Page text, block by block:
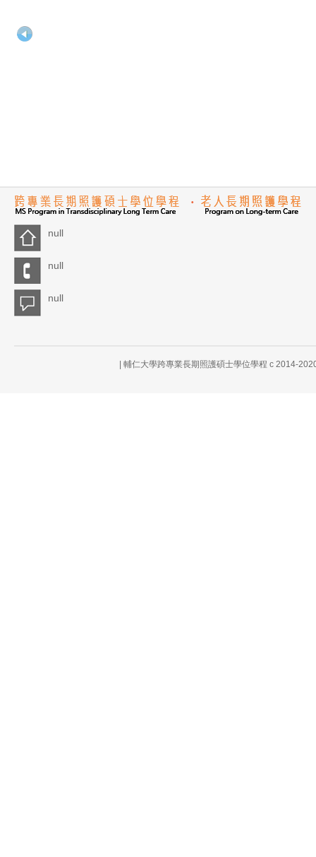
null
null
null
| 輔仁大學跨專業長期照護碩士學位學程 c 2014-